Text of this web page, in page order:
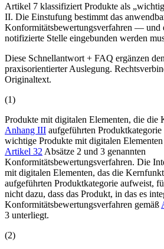
Artikel 7 klassifiziert Produkte als
II. Die Einstufung bestimmt das
Konformitätsbewertungsverfahren — und
notifizierte Stelle eingebunden werden
Diese Schnellantwort + FAQ ergänzen
praxisorientierter Auslegung.
Originaltext.
(1)
Produkte mit digitalen Elementen, die die
Anhang III aufgeführten
wichtige Produkte mit digitalen
Artikel 32 Absätze 2 und 3 genannten
Konformitätsbewertungsverfahren. Die
mit digitalen Elementen, das die
aufgeführten Produktkategorie aufweist,
nicht dazu, dass das Produkt, in das es
Konformitätsbewertungsverfahren gemäß
3 unterliegt.
(2)